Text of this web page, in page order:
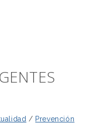
/ Prevención